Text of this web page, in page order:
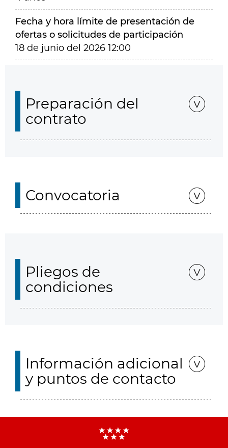
Fecha y hora límite de presentación de
ofertas o solicitudes de participación
18 de junio del 2026 12:00
Preparación del
contrato
Convocatoria
Pliegos de
condiciones
Información adicional
y puntos de contacto